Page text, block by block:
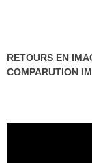
RETOURS EN
COMPARUTION